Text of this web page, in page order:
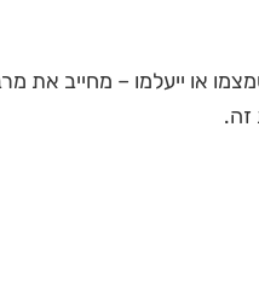
או ייעלמו – מחייב את
זה.